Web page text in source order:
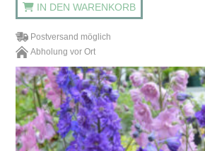
IN DEN WARENKORB
Postversand möglich
Abholung vor Ort